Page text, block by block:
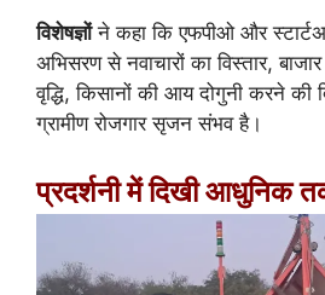
विशेषज्ञोंने कहा कि एफपीओ और
अभिसरण से नवाचारों का विस्तार, बाजार
वृद्धि, किसानों की आय दोगुनी करने की
ग्रामीण रोजगार सृजन संभव है।
प्रदर्शनी में दिखी आधुनिक